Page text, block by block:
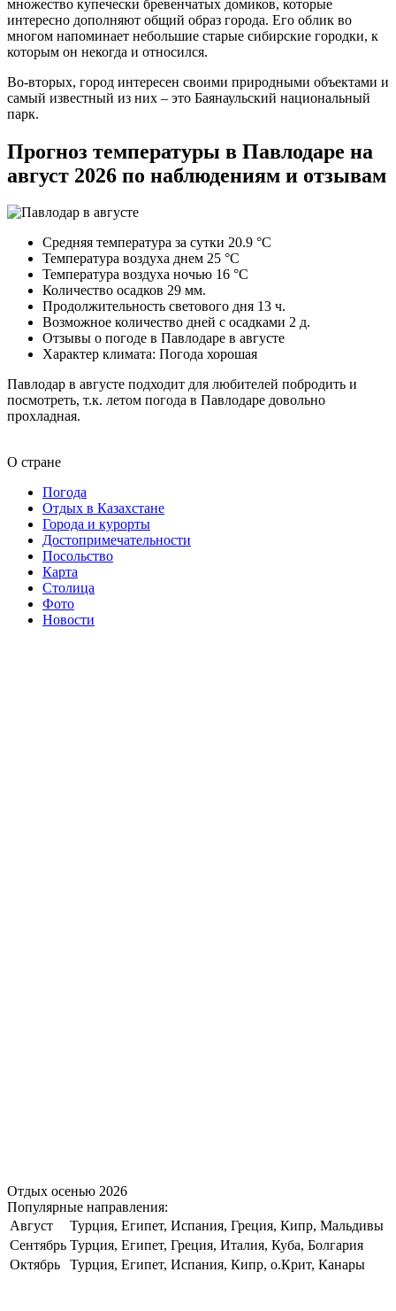
множество купечески бревенчатых домиков, которые
интересно дополняют общий образ города. Его облик во
многом напоминает небольшие старые сибирские городки, к
которым он некогда и относился.
Во-вторых, город интересен своими природными объектами и
самый известный из них – это Баянаульский национальный
парк.
Прогноз температуры в Павлодаре на
август 2026 по наблюдениям и отзывам
Средняя температура за сутки 20.9 °C
Температура воздуха днем 25 °C
Температура воздуха ночью 16 °C
Количество осадков 29 мм.
Продолжительность светового дня 13 ч.
Возможное количество дней с осадками 2 д.
Отзывы о погоде в Павлодаре в августе
Характер климата: Погода хорошая
Павлодар в августе подходит для любителей побродить и
посмотреть, т.к. летом погода в Павлодаре довольно
прохладная.
О стране
Погода
Отдых в Казахстане
Города и курорты
Достопримечательности
Посольство
Карта
Столица
Фото
Новости
Отдых осенью 2026
Популярные направления:
Август
Турция, Египет, Испания, Греция, Кипр, Мальдивы
Сентябрь Турция, Египет, Греция, Италия, Куба, Болгария
Октябрь
Турция, Египет, Испания, Кипр, о.Крит, Канары